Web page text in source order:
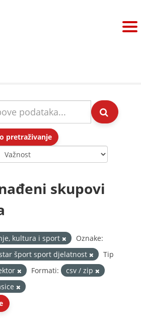
pretraživanje
skupovi
kultura i sport
Oznake:
šport sport djelatnost
Tip
Formati:
csv / zip